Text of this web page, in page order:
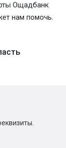
Ощадбанк
нам помочь.